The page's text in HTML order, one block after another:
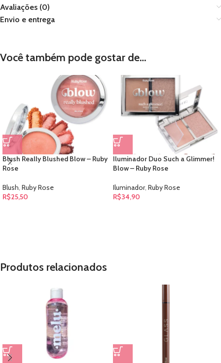
Avaliações (0)
Envio e entrega
Você também pode gostar de…
Blush Really Blushed Blow – Ruby
Rose
Blush, Ruby Rose
R$25,50
Iluminador Duo Such a Glimmer!
Blow – Ruby Rose
Iluminador, Ruby Rose
R$34,90
Produtos relacionados